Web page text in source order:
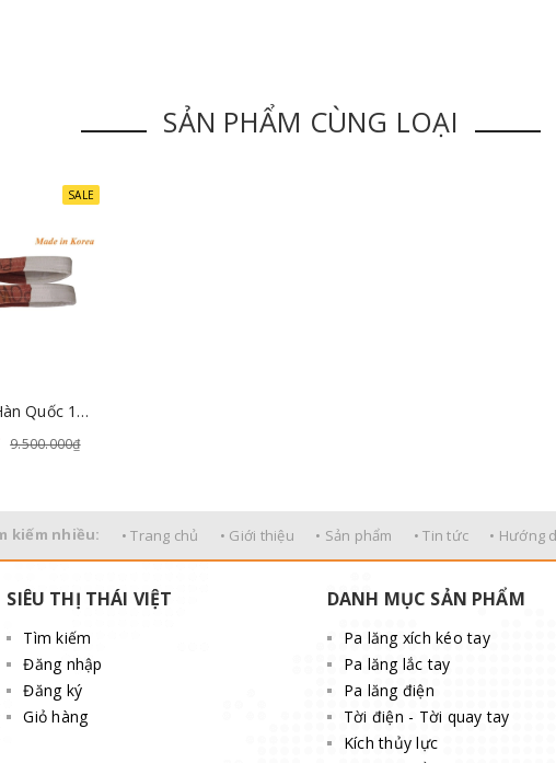
mắt Hàn Quốc
SẢN PHẨM CÙNG LOẠI
SALE
Dây cáp vải Hàn Quốc 12 tấn 15 mét
9.500.000₫
kiếm nhiều: • Trang chủ • Giới thiệu • Sản phẩm • Tin tức • Hướng
SIÊU THỊ THÁI VIỆT
Tìm kiếm
Đăng nhập
Đăng ký
Giỏ hàng
DANH MỤC SẢN PHẨM
Pa lăng xích kéo tay
Pa lăng lắc tay
Pa lăng điện
Tời điện - Tời quay tay
Kích thủy lực